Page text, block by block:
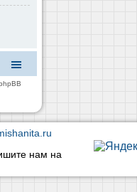
нам на